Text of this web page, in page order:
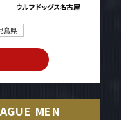
ウルフドッグス名古屋
島県
MEN